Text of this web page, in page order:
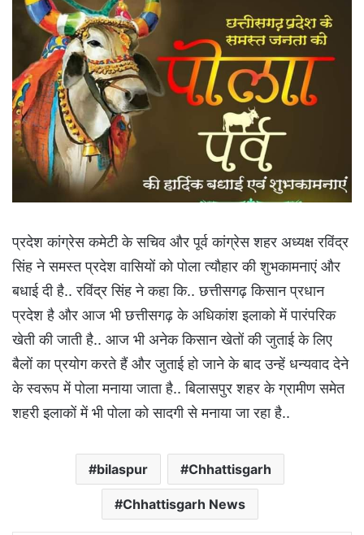
प्रदेश कांग्रेस कमेटी के सचिव और पूर्व कांग्रेस शहर अध्यक्ष रविंद्र
सिंह ने समस्त प्रदेश वासियों को पोला त्यौहार की शुभकामनाएं और
बधाई दी है.. रविंद्र सिंह ने कहा कि.. छत्तीसगढ़ किसान प्रधान
प्रदेश है और आज भी छत्तीसगढ़ के अधिकांश इलाको में पारंपरिक
खेती की जाती है.. आज भी अनेक किसान खेतों की जुताई के लिए
बैलों का प्रयोग करते हैं और जुताई हो जाने के बाद उन्हें धन्यवाद देने
के स्वरूप में पोला मनाया जाता है.. बिलासपुर शहर के ग्रामीण समेत
शहरी इलाकों में भी पोला को सादगी से मनाया जा रहा है..
bilaspur Chhattisgarh
Chhattisgarh News